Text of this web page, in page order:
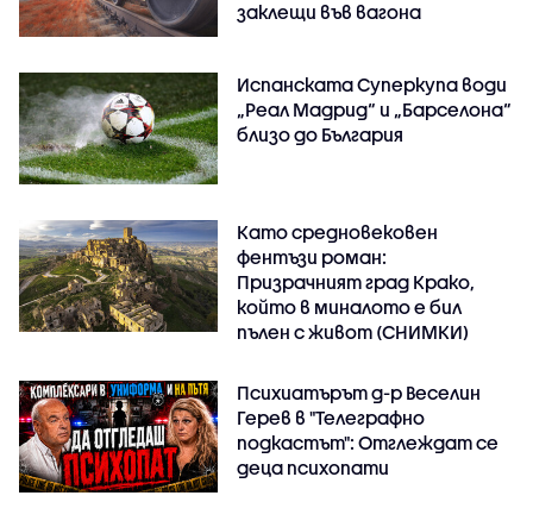
заклещи във вагона
Испанската Суперкупа води
„Реал Мадрид“ и „Барселона“
близо до България
Като средновековен
фентъзи роман:
Призрачният град Крако,
който в миналото е бил
пълен с живот (СНИМКИ)
Психиатърът д-р Веселин
Герев в "Телеграфно
подкастът": Отглеждат се
деца психопати